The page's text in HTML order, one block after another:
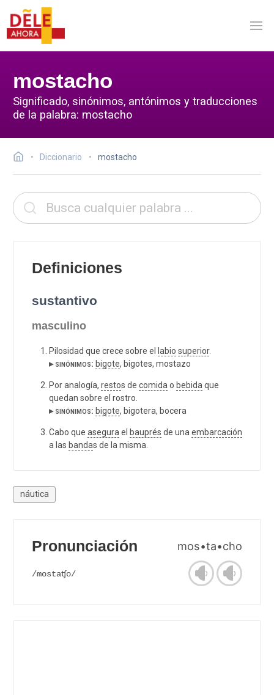
mostacho
Significado, sinónimos, antónimos y traducciones
de la palabra: mostacho
Diccionario mostacho
Definiciones
sustantivo
masculino
Pilosidad que crece sobre el labio superior.
▸ sinónimos: bigote, bigotes, mostazo
Por analogía, restos de comida o bebida que
quedan sobre el rostro.
▸ sinónimos: bigote, bigotera, bocera
Cabo que asegura el bauprés de una embarcación
a las bandas de la misma.
náutica
Pronunciación mos•ta•cho
/mostaʧo/